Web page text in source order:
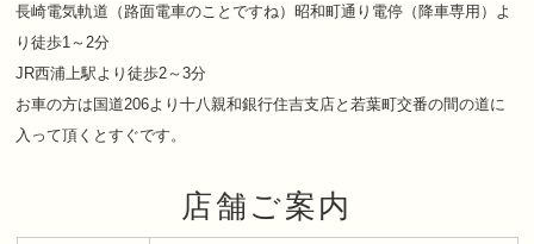
長崎電気軌道（路面電車のことですね）昭和町通り電停（降車専用）よ
り徒歩1～2分
JR西浦上駅より徒歩2～3分
お車の方は国道206より十八親和銀行住吉支店と若葉町交番の間の道に
入って頂くとすぐです。
店舗ご案内